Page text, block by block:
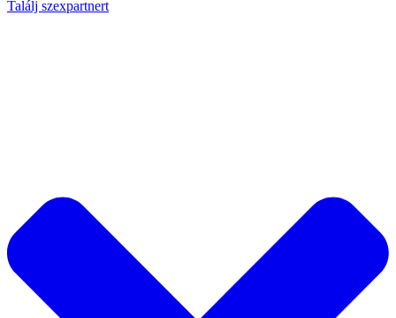
Találj szexpartnert